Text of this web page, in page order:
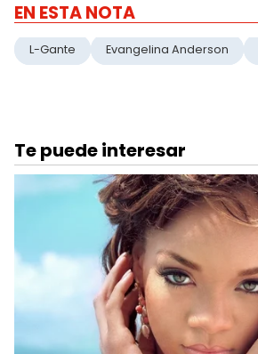
EN ESTA NOTA
L-Gante Evangelina Anderson